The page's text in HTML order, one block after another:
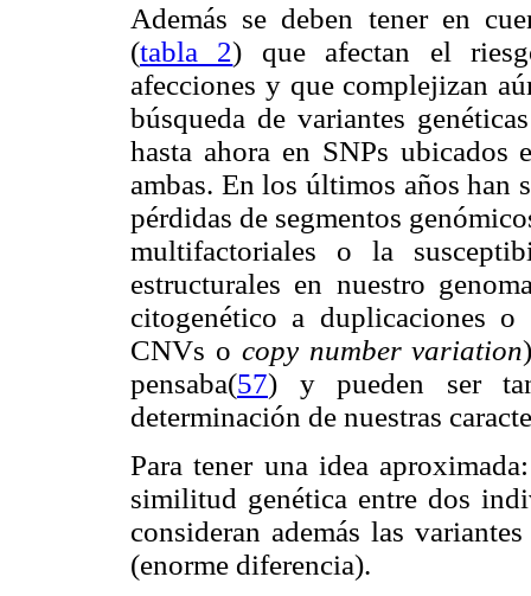
Además se deben tener en
(tabla 2) que afectan el
afecciones y que complejizan
búsqueda de variantes
hasta ahora en SNPs ubicados
ambas. En los últimos años han
pérdidas de segmentos
multifactoriales o la
estructurales en nuestro
citogenético a duplicaciones o
CNVs o copy number variation
pensaba(57) y pueden ser
determinación de nuestras
Para tener una idea
similitud genética entre dos
consideran además las
(enorme diferencia).